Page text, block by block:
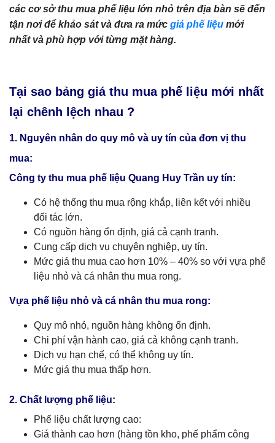
các cơ sở thu mua phế liệu lớn nhỏ trên địa bàn sẽ đến
tận nơi để khảo sát và đưa ra mức giá phế liệu mới
nhất và phù hợp với từng mặt hàng.
Tại sao bảng giá thu mua phế liệu mới nhất
lại chênh lệch nhau ?
1. Nguyên nhân do quy mô và uy tín của đơn vị thu
mua:
Công ty thu mua phế liệu Quang Huy Trần uy tín:
Có hệ thống thu mua rộng khắp, liên kết với nhiều
đối tác lớn.
Có nguồn hàng ổn định, giá cả cạnh tranh.
Cung cấp dịch vụ chuyên nghiệp, uy tín.
Mức giá thu mua cao hơn 10% – 40% so với vựa phế
liệu nhỏ và cá nhân thu mua rong.
Vựa phế liệu nhỏ và cá nhân thu mua rong:
Quy mô nhỏ, nguồn hàng không ổn định.
Chi phí vận hành cao, giá cả không cạnh tranh.
Dịch vụ hạn chế, có thể không uy tín.
Mức giá thu mua thấp hơn.
2. Chất lượng phế liệu:
Phế liệu chất lượng cao:
Giá thành cao hơn (hàng tồn kho, phế phẩm công